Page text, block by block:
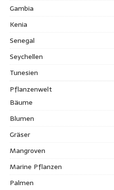
Gambia
Kenia
Senegal
Seychellen
Tunesien
Pflanzenwelt
Bäume
Blumen
Gräser
Mangroven
Marine Pflanzen
Palmen